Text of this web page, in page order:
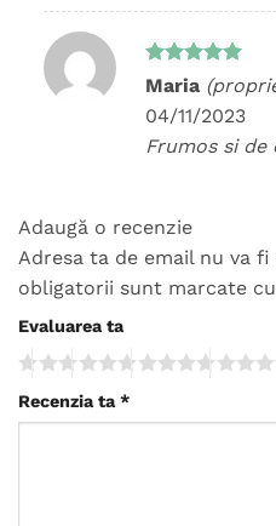
Evaluat la
Maria
04/11/2023
Frumos si de
Adaugă o recenzie
Adresa ta de email nu va
obligatorii sunt marcate cu
Evaluarea ta
Recenzia ta *